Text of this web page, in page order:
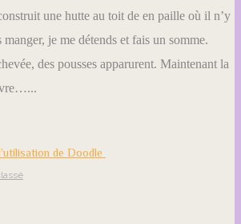
une hutte au toit de en paille où il n’y
je me détends et fais un somme.
des pousses apparurent. Maintenant la
de Doodle